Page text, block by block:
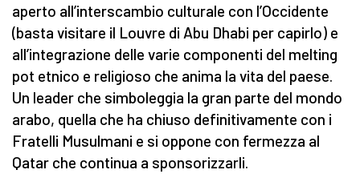
aperto all’interscambio culturale con l’Occidente
(basta visitare il Louvre di Abu Dhabi per capirlo) e
all’integrazione delle varie componenti del melting
pot etnico e religioso che anima la vita del paese.
Un leader che simboleggia la gran parte del mondo
arabo, quella che ha chiuso definitivamente con i
Fratelli Musulmani e si oppone con fermezza al
Qatar che continua a sponsorizzarli.